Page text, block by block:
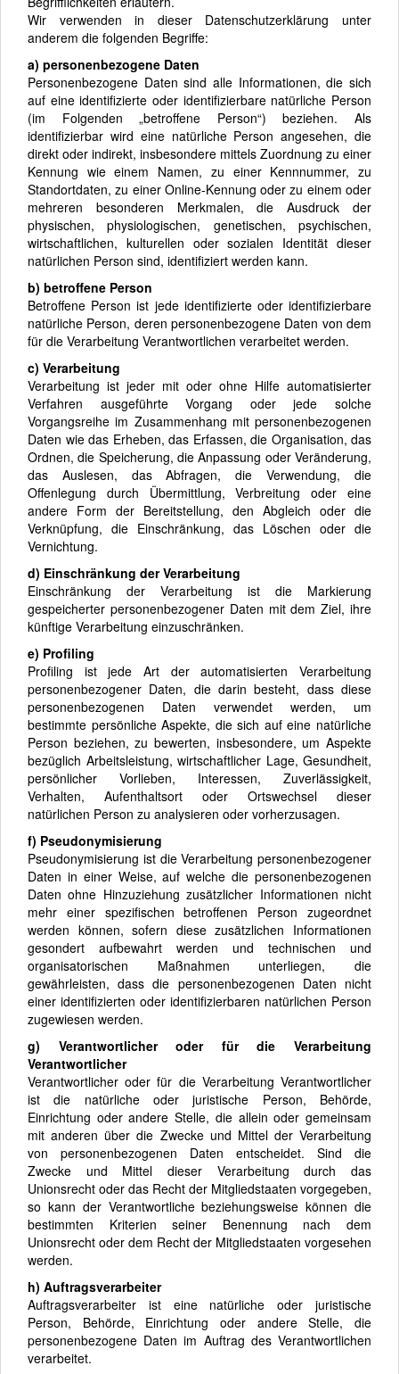
Wir verwenden in dieser Datenschutzerklärung unter
anderem die folgenden Begriffe:
a) personenbezogene Daten
Personenbezogene Daten sind alle Informationen, die sich
auf eine identifizierte oder identifizierbare natürliche Person
(im Folgenden „betroffene Person“) beziehen. Als
identifizierbar wird eine natürliche Person angesehen, die
direkt oder indirekt, insbesondere mittels Zuordnung zu einer
Kennung wie einem Namen, zu einer Kennnummer, zu
Standortdaten, zu einer Online-Kennung oder zu einem oder
mehreren besonderen Merkmalen, die Ausdruck der
physischen, physiologischen, genetischen, psychischen,
wirtschaftlichen, kulturellen oder sozialen Identität dieser
natürlichen Person sind, identifiziert werden kann.
b) betroffene Person
Betroffene Person ist jede identifizierte oder identifizierbare
natürliche Person, deren personenbezogene Daten von dem
für die Verarbeitung Verantwortlichen verarbeitet werden.
c) Verarbeitung
Verarbeitung ist jeder mit oder ohne Hilfe automatisierter
Verfahren ausgeführte Vorgang oder jede solche
Vorgangsreihe im Zusammenhang mit personenbezogenen
Daten wie das Erheben, das Erfassen, die Organisation, das
Ordnen, die Speicherung, die Anpassung oder Veränderung,
das Auslesen, das Abfragen, die Verwendung, die
Offenlegung durch Übermittlung, Verbreitung oder eine
andere Form der Bereitstellung, den Abgleich oder die
Verknüpfung, die Einschränkung, das Löschen oder die
Vernichtung.
d) Einschränkung der Verarbeitung
Einschränkung der Verarbeitung ist die Markierung
gespeicherter personenbezogener Daten mit dem Ziel, ihre
künftige Verarbeitung einzuschränken.
e) Profiling
Profiling ist jede Art der automatisierten Verarbeitung
personenbezogener Daten, die darin besteht, dass diese
personenbezogenen Daten verwendet werden, um
bestimmte persönliche Aspekte, die sich auf eine natürliche
Person beziehen, zu bewerten, insbesondere, um Aspekte
bezüglich Arbeitsleistung, wirtschaftlicher Lage, Gesundheit,
persönlicher Vorlieben, Interessen, Zuverlässigkeit,
Verhalten, Aufenthaltsort oder Ortswechsel dieser
natürlichen Person zu analysieren oder vorherzusagen.
f) Pseudonymisierung
Pseudonymisierung ist die Verarbeitung personenbezogener
Daten in einer Weise, auf welche die personenbezogenen
Daten ohne Hinzuziehung zusätzlicher Informationen nicht
mehr einer spezifischen betroffenen Person zugeordnet
werden können, sofern diese zusätzlichen Informationen
gesondert aufbewahrt werden und technischen und
organisatorischen Maßnahmen unterliegen, die
gewährleisten, dass die personenbezogenen Daten nicht
einer identifizierten oder identifizierbaren natürlichen Person
zugewiesen werden.
g) Verantwortlicher oder für die Verarbeitung
Verantwortlicher
Verantwortlicher oder für die Verarbeitung Verantwortlicher
ist die natürliche oder juristische Person, Behörde,
Einrichtung oder andere Stelle, die allein oder gemeinsam
mit anderen über die Zwecke und Mittel der Verarbeitung
von personenbezogenen Daten entscheidet. Sind die
Zwecke und Mittel dieser Verarbeitung durch das
Unionsrecht oder das Recht der Mitgliedstaaten vorgegeben,
so kann der Verantwortliche beziehungsweise können die
bestimmten Kriterien seiner Benennung nach dem
Unionsrecht oder dem Recht der Mitgliedstaaten vorgesehen
werden.
h) Auftragsverarbeiter
Auftragsverarbeiter ist eine natürliche oder juristische
Person, Behörde, Einrichtung oder andere Stelle, die
personenbezogene Daten im Auftrag des Verantwortlichen
verarbeitet.